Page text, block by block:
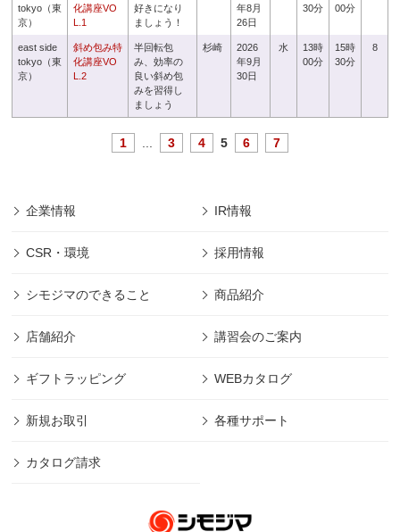
tokyo（東
京）
化講座VO
L.1
好きになり
ましょう！
年8月
26日
30分
00分
east side
tokyo（東
京）
斜め包み特
化講座VO
L.2
半回転包
み、効率の
良い斜め包
みを習得し
ましょう
杉崎
2026
年9月
30日
水
13時
00分
15時
30分
8
1 3 4 5 6 7
企業情報 IR情報
CSR・環境 採用情報
シモジマのできること 商品紹介
店舗紹介 講習会のご案内
ギフトラッピング WEBカタログ
新規お取引 各種サポート
カタログ請求